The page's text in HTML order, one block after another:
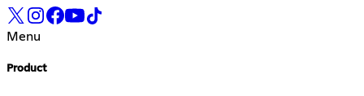
Menu
Product